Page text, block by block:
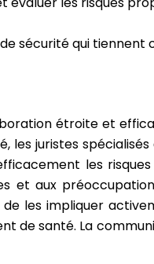
sécurité qui
étroite et
les juristes
les
et aux
les impliquer
de santé. La